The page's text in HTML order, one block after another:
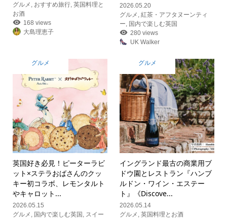
グルメ
おすすめ旅行, 英国料理と
お酒
168 views
大島理恵子
2026.05.20
グルメ ,紅茶・アフタヌーンティ
ー 国内で楽しむ英国
280 views
UK Walker
グルメ
英国好き必見！ピーターラビ
ット×ステラおばさんのクッ
キー初コラボ、レモンタルト
やキャロット...
2026.05.15
グルメ , 国内で楽しむ英国 , スイー
グルメ
イングランド最古の商業用ブ
ドウ園とレストラン『ハンブ
ルドン・ワイン・エステー
ト』《Discove...
2026.05.14
グルメ ,英国料理とお酒